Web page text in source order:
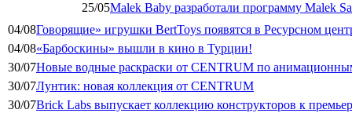
25/05Malek Baby разработали программу Malek
04/08Говорящие» игрушки BertToys появятся в Ресурсном
04/08«Барбоскины» вышли в кино в Турции!
30/07Новые водные раскраски от CENTRUM по
30/07Лунтик: новая коллекция от CENTRUM
30/07Brick Labs выпускает коллекцию конструкторов к